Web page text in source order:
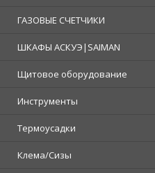
ГАЗОВЫЕ СЧЕТЧИКИ
ШКАФЫ АСКУЭ|SAIMAN
Щитовое оборудование
Инструменты
Термоусадки
Клема/Сизы